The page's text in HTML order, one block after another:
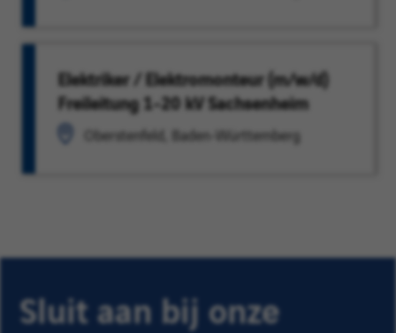
Elektriker / Elektromonteur (m/w/d)
Freileitung 1-20 kV Sachsenheim
Oberstenfeld, Baden-Württemberg
Sluit aan bij onze